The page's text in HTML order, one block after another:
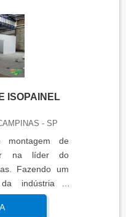
ISOPAINEL
- SP
de
na líder do
Fazendo um
indústria e
mercado em